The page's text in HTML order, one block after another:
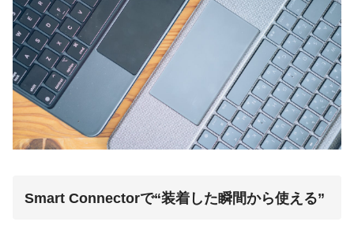
Smart Connectorで“装着した瞬間から使える”